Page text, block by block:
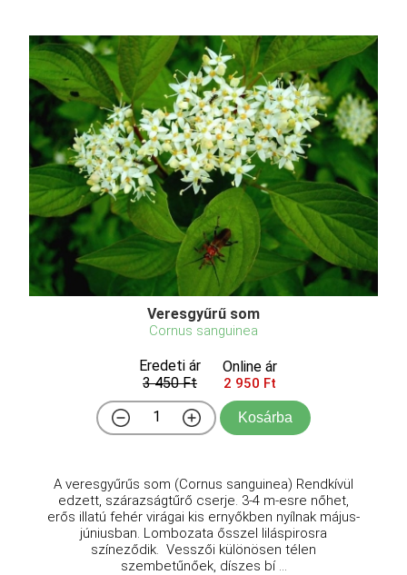
Veresgyűrű som
Cornus sanguinea
Eredeti ár
3 450 Ft
Online ár
2 950 Ft
Kosárba
A veresgyűrűs som (Cornus sanguinea) Rendkívül
edzett, szárazságtűrő cserje. 3-4 m-esre nőhet,
erős illatú fehér virágai kis ernyőkben nyílnak május-
júniusban. Lombozata ősszel liláspirosra
színeződik. Vesszői különösen télen
szembetűnőek, díszes bí ...